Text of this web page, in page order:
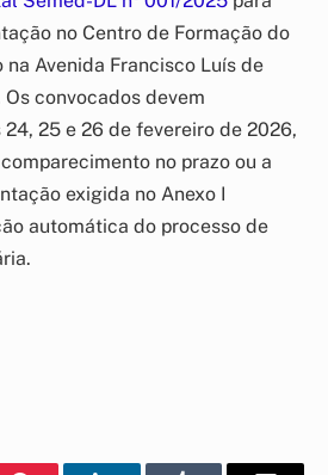
no Centro de Formação do
Avenida Francisco Luís de
convocados devem
25 e 26 de fevereiro de 2026,
no prazo ou a
exigida no Anexo I
automática do processo de